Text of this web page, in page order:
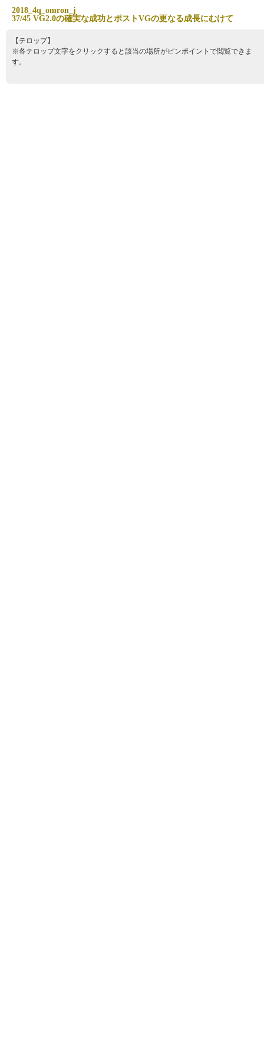
2018 4q omron j
37/45 VG2.0の確実な成功とポス トVGの更なる成長にむけて
【テロップ】
※各テロップ文字をクリックすると該当の場所がピンポイントで閲覧できま
す。